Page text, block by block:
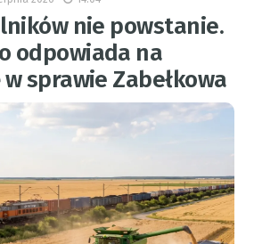
nie powstanie.
odpowiada na
sprawie Zabełkowa